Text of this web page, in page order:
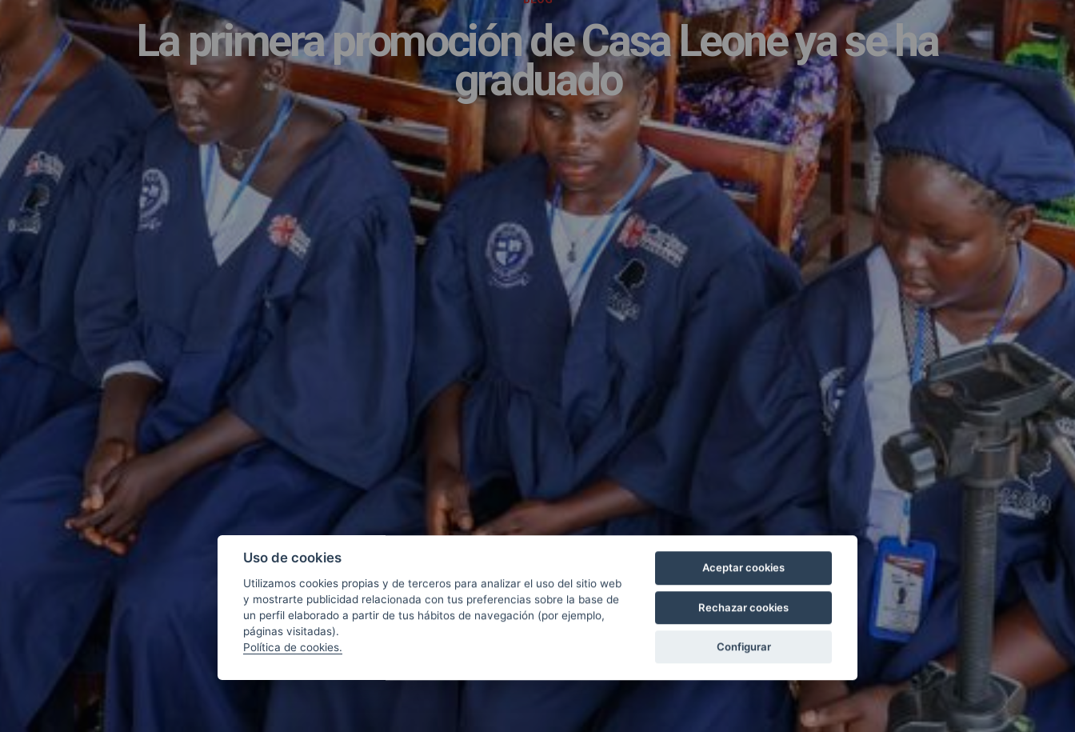
La primera promoción de Casa Leone ya se ha
graduado
Uso de cookies
Utilizamos cookies propias y de terceros para analizar el uso del sitio web
y mostrarte publicidad relacionada con tus preferencias sobre la base de
un perfil elaborado a partir de tus hábitos de navegación (por ejemplo,
páginas visitadas).
Política de cookies.
Aceptar cookies
Rechazar cookies
Configurar